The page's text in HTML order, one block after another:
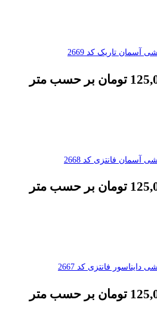
تاریک کد 2669
تومان بر حسب متر
فانتزی کد 2668
تومان بر حسب متر
فانتزی کد 2667
تومان بر حسب متر